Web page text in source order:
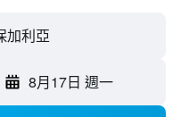
加利亞
8月17日 週一